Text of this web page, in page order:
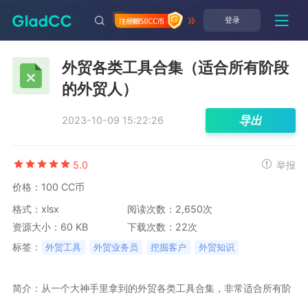
登录
外贸各类工具合集（适合所有阶段
的外贸人）
2023-10-09 15:22:26 导出
5.0
举报
价格：100 CC币
格式：xlsx
阅读次数：2,650次
资源大小：60 KB
下载次数：22次
标签：
外贸工具 外贸业务员 挖掘客户 外贸知识
简介：从一个大神手里拿到的外贸各类工具合集，非常适合所有阶